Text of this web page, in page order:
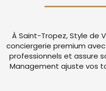
À Saint-Tropez, Style de
conciergerie premium
professionnels et assure
Management ajuste vos